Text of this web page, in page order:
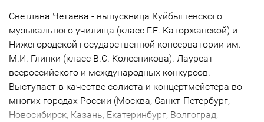
Светлана Четаева - выпускница Куйбышевского
музыкального училища (класс Г.Е. Каторжанской) и
Нижегородской государственной консерватории им.
М.И. Глинки (класс В.С. Колесникова). Лауреат
всероссийского и международных конкурсов.
Выступает в качестве солиста и концертмейстера во
многих городах России (Москва, Санкт-Петербург,
Новосибирск, Казань, Екатеринбург, Волгоград,